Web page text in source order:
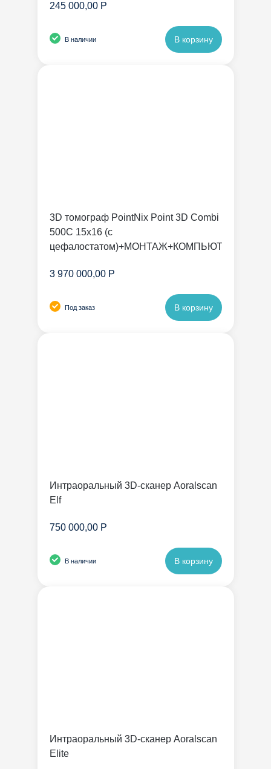
245 000,00 Р
В наличии В корзину
3D томограф PointNix Point 3D Combi
500C 15х16 (с
цефалостатом)+МОНТАЖ+КОМПЬЮТЕР
3 970 000,00 Р
Под заказ В корзину
Интраоральный 3D-сканер Aoralscan
Elf
750 000,00 Р
В наличии В корзину
Интраоральный 3D-сканер Aoralscan
Elite